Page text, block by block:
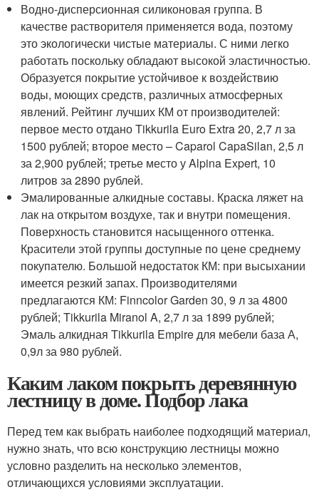
Водно-дисперсионная силиконовая группа. В
качестве растворителя применяется вода, поэтому
это экологически чистые материалы. С ними легко
работать поскольку обладают высокой эластичностью.
Образуется покрытие устойчивое к воздействию
воды, моющих средств, различных атмосферных
явлений. Рейтинг лучших КМ от производителей:
первое место отдано Tikkurila Euro Extra 20, 2,7 л за
1500 рублей; второе место – Caparol CapaSilan, 2,5 л
за 2,900 рублей; третье место у Alpina Expert, 10
литров за 2890 рублей.
Эмалированные алкидные составы. Краска ляжет на
лак на открытом воздухе, так и внутри помещения.
Поверхность становится насыщенного оттенка.
Красители этой группы доступные по цене среднему
покупателю. Большой недостаток КМ: при высыхании
имеется резкий запах. Производителями
предлагаются КМ: Finncolor Garden 30, 9 л за 4800
рублей; Tikkurila Miranol A, 2,7 л за 1899 рублей;
Эмаль алкидная Tikkurila Empire для мебели база А,
0,9л за 980 рублей.
Каким лаком покрыть деревянную
лестницу в доме. Подбор лака
Перед тем как выбрать наиболее подходящий материал,
нужно знать, что всю конструкцию лестницы можно
условно разделить на несколько элементов,
отличающихся условиями эксплуатации.